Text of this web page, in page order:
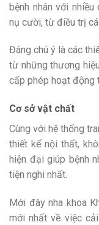
bệnh nhân với
nụ cười, từ điều trị
Đáng chú ý là các
từ những thương
cấp phép hoạt động
Cơ sở vật chất
Cùng với hệ thống
thiết kế nội thất,
hiện đại giúp bệnh
tiện nghi nhất.
Mới đây nha khoa
mới nhất về việc